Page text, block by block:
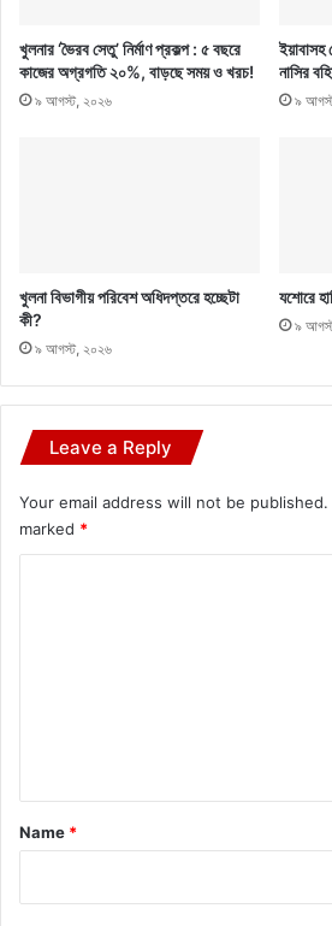
খুলনার ‘ভৈরব সেতু’ নির্মাণ প্রকল্প : ৫ বছরে
কাজের অগ্রগতি ২০%, বাড়ছে সময় ও খরচ!
৯ আগস্ট, ২০২৬
ইয়াবাসহ
নাসির
৯
খুলনা বিভাগীয় পরিবেশ অধিদপ্তরে হচ্ছেটা
কী?
৯ আগস্ট, ২০২৬
যশোরে
৯
Leave a Reply
Your email address will not be published.
marked *
*
Name *